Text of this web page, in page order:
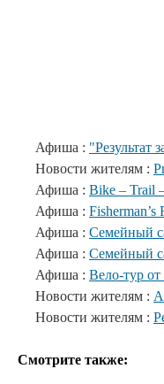
Афиша : "Результат
Новости жителям :
Афиша : Bike – Trail
Афиша : Fisherman’s
Афиша : Семейный
Афиша : Семейный
Афиша : Вело-тур
Новости жителям :
Новости жителям :
Смотрите также: